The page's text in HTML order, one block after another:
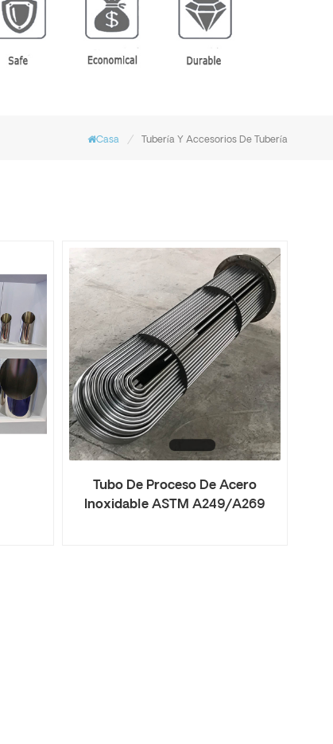
Casa / Tubería Y Accesorios De Tubería
Tubo De Proceso De Acero
Inoxidable ASTM A249/A269